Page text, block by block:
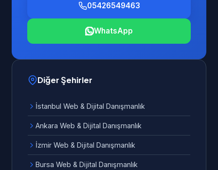
05426549463
WhatsApp
Diğer Şehirler
İstanbul Web & Dijital Danışmanlık
Ankara Web & Dijital Danışmanlık
İzmir Web & Dijital Danışmanlık
Bursa Web & Dijital Danışmanlık